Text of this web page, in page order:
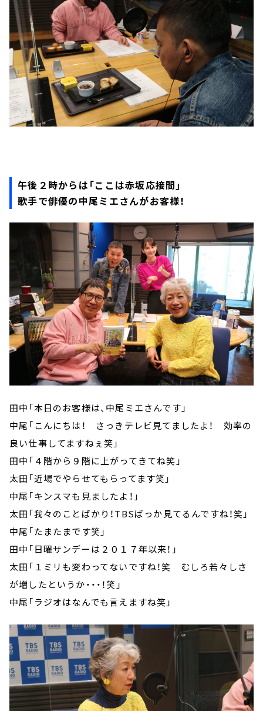
午後２時からは「ここは赤坂応接間」
歌手で俳優の中尾ミエさんがお客様！
田中「本日のお客様は、中尾ミエさんです」
中尾「こんにちは！ さっきテレビ見てましたよ！ 効率の
良い仕事してますねぇ笑」
田中「４階から９階に上がってきてね笑」
太田「近場でやらせてもらってます笑」
中尾「キンスマも見ましたよ！」
太田「我々のことばかり！TBSばっか見てるんですね！笑」
中尾「たまたまです笑」
田中「日曜サンデーは２０１７年以来！」
太田「１ミリも変わってないですね！笑 むしろ若々しさ
が増したというか・・・！笑」
中尾「ラジオはなんでも言えますね笑」